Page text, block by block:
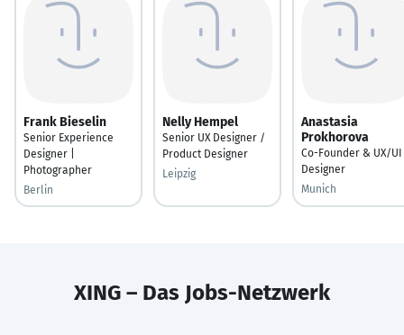
Frank Bieselin
Senior Experience
Designer |
Photographer
Berlin
Nelly Hempel
Senior UX Designer /
Product Designer
Leipzig
Anastasia
Prokhorova
Co-Founder & UX/UI
Designer
Munich
XING – Das Jobs-Netzwerk